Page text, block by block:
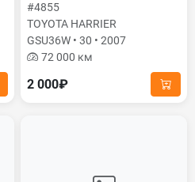
#4855
TOYOTA HARRIER
GSU36W • 30 • 2007
72 000 км
2 000₽